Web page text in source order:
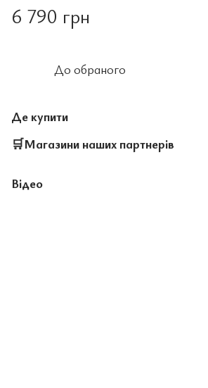
6 790 грн
До обраного
Де купити
🛒Магазини наших партнерів
Відео